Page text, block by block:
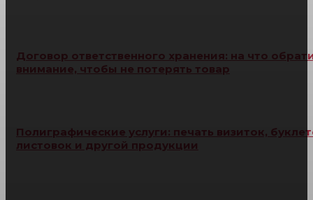
Договор ответственного хранения: на что
внимание, чтобы не потерять товар
Полиграфические услуги: печать визиток,
листовок и другой продукции